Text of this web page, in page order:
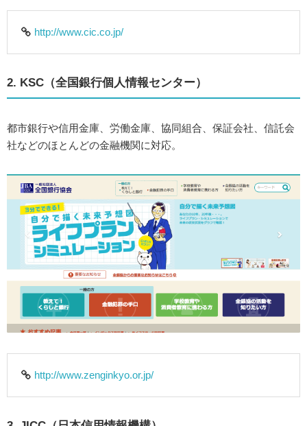
http://www.cic.co.jp/
2. KSC（全国銀行個人情報センター）
都市銀行や信用金庫、労働金庫、協同組合、保証会社、信託会
社などのほとんどの金融機関に対応。
http://www.zenginkyo.or.jp/